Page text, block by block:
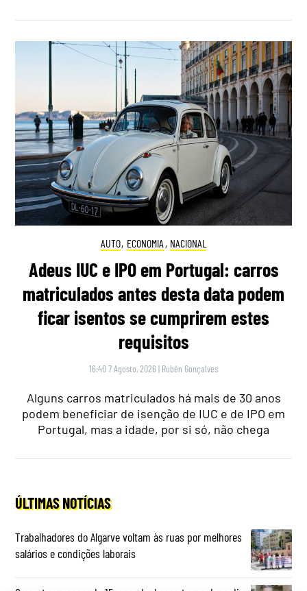
AUTO, ECONOMIA , NACIONAL
Adeus IUC e IPO em Portugal: carros
matriculados antes desta data podem
ficar isentos se cumprirem estes
requisitos
16:40 7 Agosto, 2026 | Rubén Gonçalves
Alguns carros matriculados há mais de 30 anos
podem beneficiar de isenção de IUC e de IPO em
Portugal, mas a idade, por si só, não chega
ÚLTIMAS NOTÍCIAS
Trabalhadores do Algarve voltam às ruas por melhores
salários e condições laborais